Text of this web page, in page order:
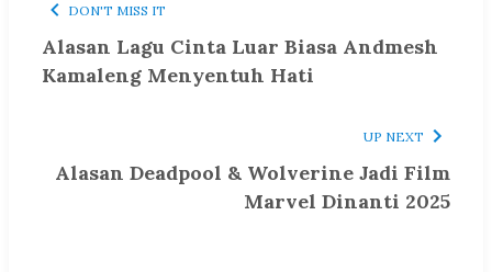
DON'T MISS IT
Alasan Lagu Cinta Luar Biasa Andmesh
Kamaleng Menyentuh Hati
UP NEXT
Alasan Deadpool & Wolverine Jadi Film
Marvel Dinanti 2025